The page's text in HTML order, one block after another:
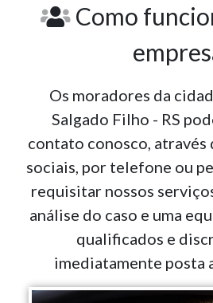
Como
Os moradores da
Salgado Filho - RS
contato conosco, através
sociais, por telefone ou
requisitar nossos
análise do caso e uma
qualificados e
imediatamente posta